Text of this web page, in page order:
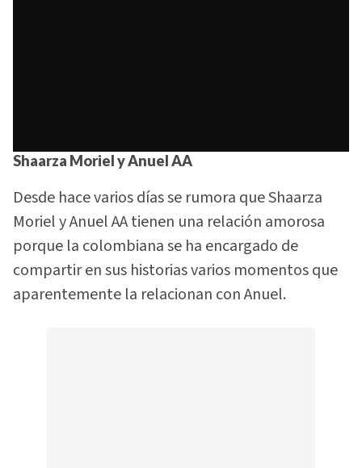
Shaarza Moriely Anuel AA
Desde hace varios días se rumora que Shaarza
Moriel y Anuel AA tienen una relación amorosa
porque la colombiana se ha encargado de
compartir en sus historias varios momentos que
aparentemente la relacionan con Anuel.